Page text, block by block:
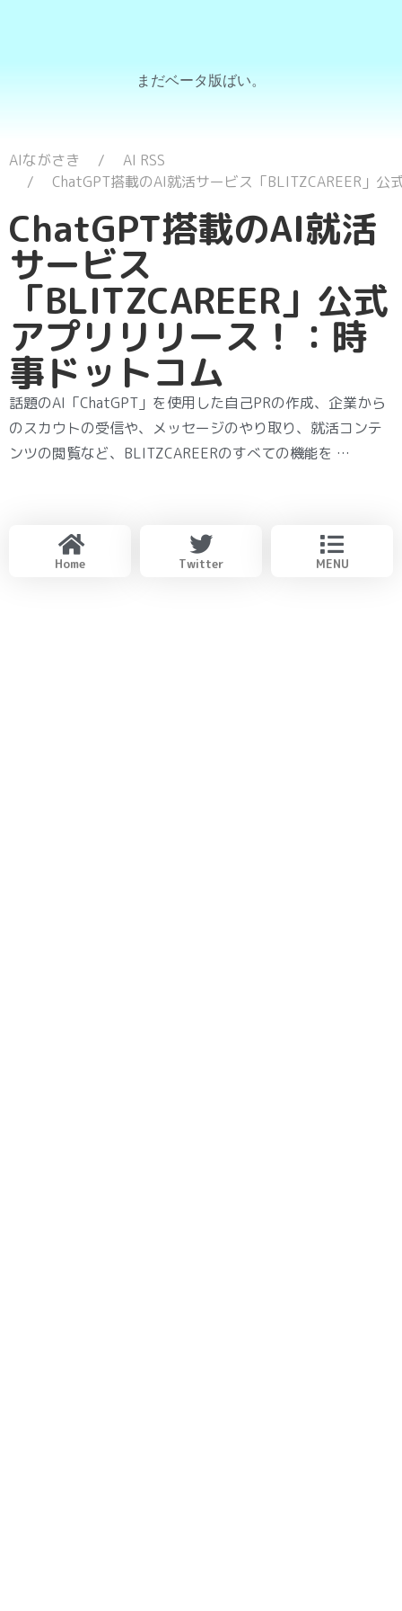
まだベータ版ばい。
AIながさき
AI RSS
ChatGPT搭載のAI就活サービス「BLITZCAREER」
ChatGPT搭載のAI就活
サービス
「BLITZCAREER」公式
アプリリリース！：時
事ドットコム
話題のAI「ChatGPT」を使用した自己PRの作成、企業から
のスカウトの受信や、メッセージのやり取り、就活コンテ
ンツの閲覧など、BLITZCAREERのすべての機能を …
Home Twitter MENU